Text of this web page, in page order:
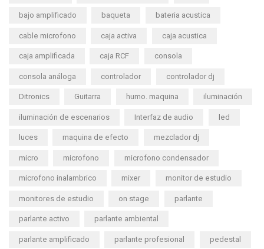
bajo amplificado baqueta bateria acustica
cable microfono caja activa caja acustica
caja amplificada caja RCF consola
consola análoga controlador controlador dj
Ditronics Guitarra humo. maquina iluminación
iluminación de escenarios Interfaz de audio led
luces maquina de efecto mezclador dj
micro microfono microfono condensador
microfono inalambrico mixer monitor de estudio
monitores de estudio on stage parlante
parlante activo parlante ambiental
parlante amplificado parlante profesional pedestal